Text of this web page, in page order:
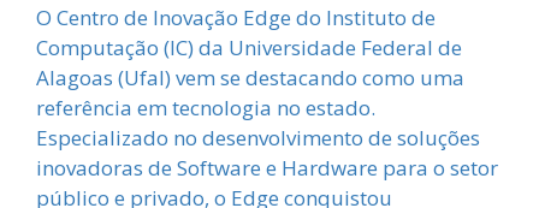
O Centro de Inovação Edge do Instituto de
Computação (IC) da Universidade Federal de
Alagoas (Ufal) vem se destacando como uma
referência em tecnologia no estado.
Especializado no desenvolvimento de soluções
inovadoras de Software e Hardware para o setor
público e privado, o Edge conquistou